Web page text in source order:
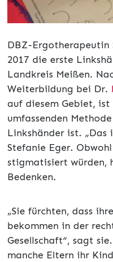
DBZ-Ergotherapeutin
2017 die erste
Landkreis Meißen.
Weiterbildung bei Dr.
auf diesem Gebiet,
umfassenden
Linkshänder ist.
Stefanie Eger.
stigmatisiert würden,
Bedenken.
„Sie fürchten, dass
bekommen in der
Gesellschaft“, sagt
manche Eltern ihr